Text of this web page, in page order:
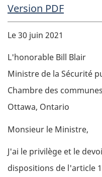
PDF Copy
Version PDF
Body
Le 30 juin 2021
L'honorable Bill Blair
Ministre de la Sécurité
Chambre des communes
Ottawa, Ontario
Monsieur le Ministre,
J'ai le privilège et le
dispositions de l'article